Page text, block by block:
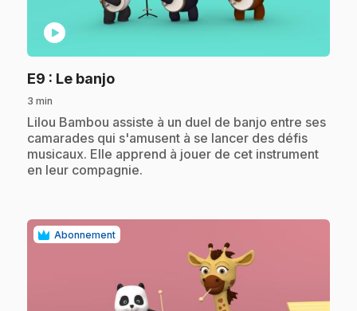
play_circle
E9 : Le banjo.
3 min
.Lilou Bambou assiste à un duel de banjo entre ses
camarades qui s'amusent à se lancer des défis
musicaux. Elle apprend à jouer de cet instrument
en leur compagnie.
Abonnement